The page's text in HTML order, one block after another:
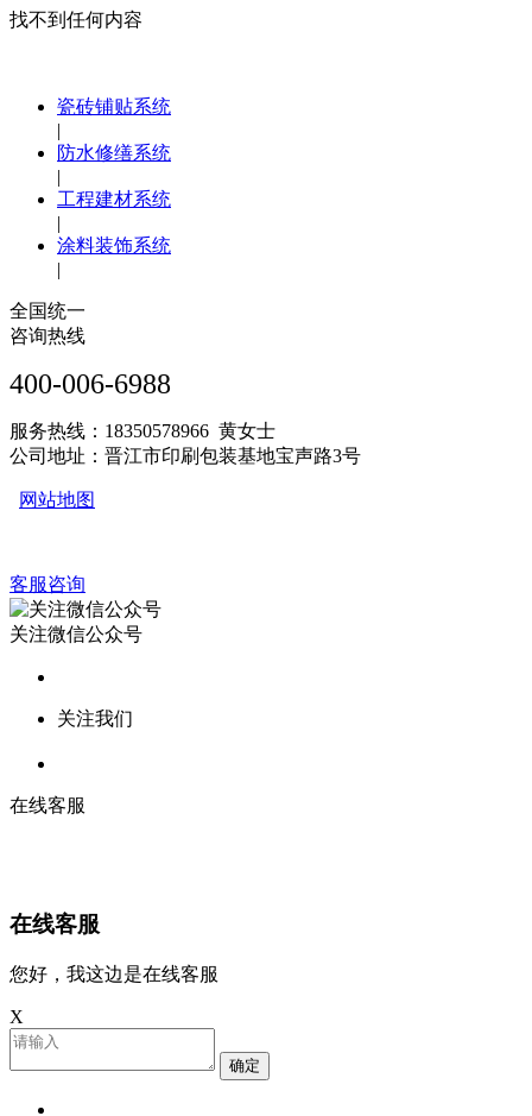
找不到任何内容
瓷砖铺贴系统
|
防水修缮系统
|
工程建材系统
|
涂料装饰系统
|
全国统一
咨询热线
400-006-6988
服务热线：18350578966 黄女士
公司地址：晋江市印刷包装基地宝声路3号
网站地图
客服咨询
关注微信公众号
关注我们
在线客服
在线客服
您好，我这边是在线客服
X
确定